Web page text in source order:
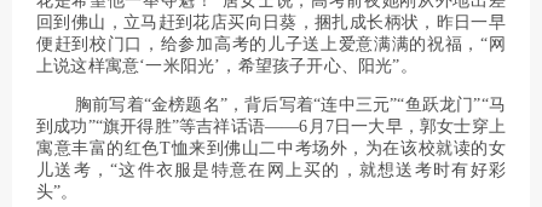
回到佛山，立马赶到花店买向日葵，捆扎成长柄状，昨日一早
便赶到校门口，给参加高考的儿子送上爱意满满的祝福，“网
上说这样寓意‘一米阳光’，希望孩子开心、阳光”。
胸前写着“金榜题名”，背后写着“连中三元”“鱼跃龙门”“马
到成功”“旗开得胜”等吉祥话语——6月7日一大早，郭女士穿上
寓意丰富的红色T恤来到佛山二中考场外，为在该校就读的女
儿送考，“这件衣服是特意在网上买的，就想送考时有好彩
头”。